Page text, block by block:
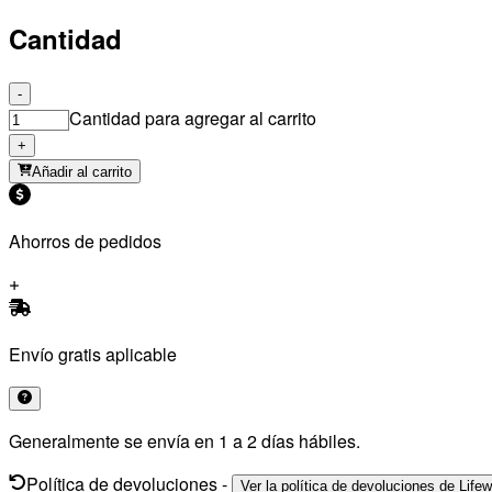
Cantidad
-
Cantidad para agregar al carrito
+
Añadir al carrito
Ahorros de pedidos
Envío gratis aplicable
Generalmente se envía en 1 a 2 días hábiles.
Política de devoluciones- Ver la política de devoluciones de